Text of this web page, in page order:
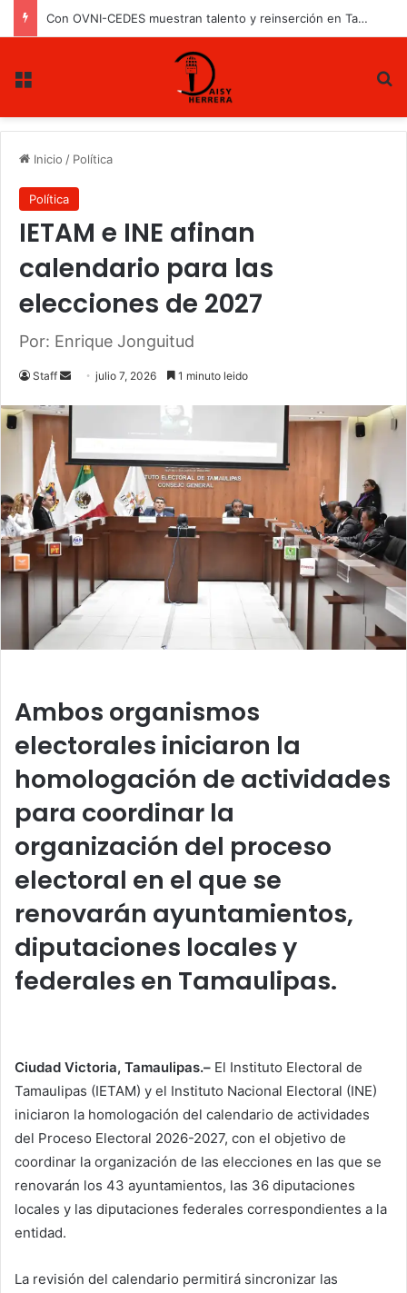
Con OVNI-CEDES muestran talento y reinserción en Tamaulipas
Inicio / Política
Política
IETAM e INE afinan
calendario para las
elecciones de 2027
Por: Enrique Jonguitud
Staff
n
d
a
n
e
m
a
julio 7, 2026 1 minuto leido
Ambos organismos
electorales iniciaron la
homologación de actividades
para coordinar la
organización del proceso
electoral en el que se
renovarán ayuntamientos,
diputaciones locales y
federales en Tamaulipas.
Ciudad Victoria, Tamaulipas.– El Instituto Electoral de
Tamaulipas (IETAM) y el Instituto Nacional Electoral (INE)
iniciaron la homologación del calendario de actividades
del Proceso Electoral 2026-2027, con el objetivo de
coordinar la organización de las elecciones en las que se
renovarán los 43 ayuntamientos, las 36 diputaciones
locales y las diputaciones federales correspondientes a la
entidad.
La revisión del calendario permitirá sincronizar las